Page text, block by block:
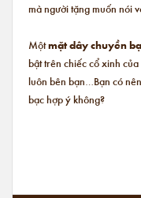
mà người tặng muốn nói
Mộtmặt dây chuyền
bật trên chiếc cổ xinh
luôn bên bạn…Bạn có
bạc hợp ý không?